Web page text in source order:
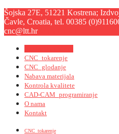
Šojska 27E, 51221 Kostrena;
Čavle, Croatia, tel. 00385
cnc@ltt.hrKONTAKT
CNC_tokarenje
CNC_glodanje
Nabava materijala
Kontrola kvalitete
CAD-CAM_programiranje
O nama
Kontakt
CNC_tokarenje